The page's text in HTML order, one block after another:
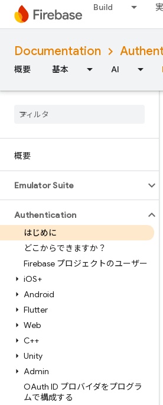
Build
Documentation
概要 基本 AI
概要
Emulator Suite
Authentication
はじめに
どこからできますか？
Firebase プロジェクトのユーザー
iOS+
Android
Flutter
Web
C++
Unity
Admin
OAuth ID プロバイダをプログラ
ムで構成する